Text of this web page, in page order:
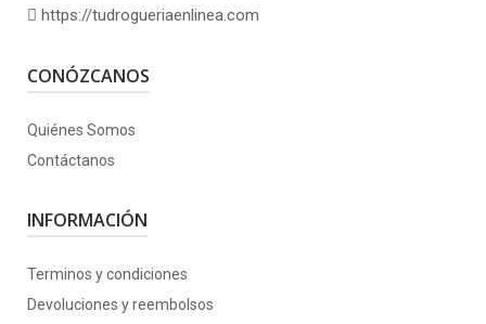
https://tudrogueriaenlinea.com
CONÓZCANOS
Quiénes Somos
Contáctanos
INFORMACIÓN
Terminos y condiciones
Devoluciones y reembolsos